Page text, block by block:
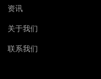
资讯
关于我们
联系我们